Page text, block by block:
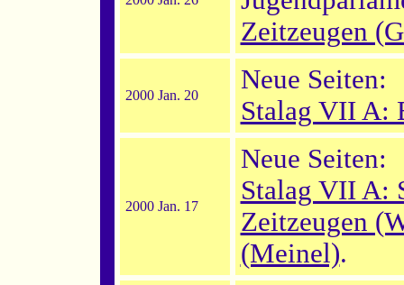
Zeitzeugen
2000 Jan. 20
Neue Seiten:
Stalag VII A:
2000 Jan. 17
Neue Seiten:
Stalag VII A:
Zeitzeugen
(Meinel).